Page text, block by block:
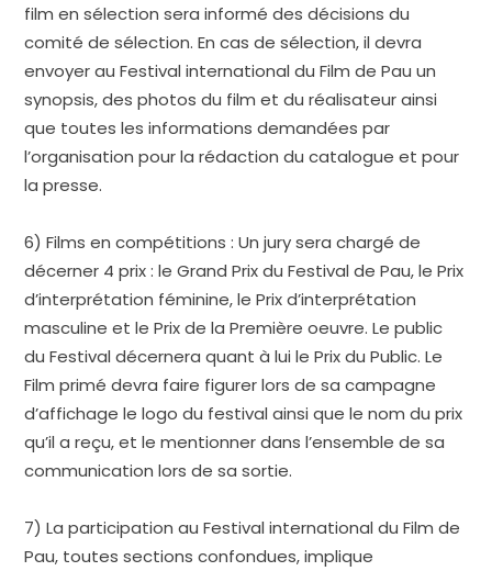
film en sélection sera informé des décisions du
comité de sélection. En cas de sélection, il devra
envoyer au Festival international du Film de Pau un
synopsis, des photos du film et du réalisateur ainsi
que toutes les informations demandées par
l’organisation pour la rédaction du catalogue et pour
la presse.
6) Films en compétitions : Un jury sera chargé de
décerner 4 prix : le Grand Prix du Festival de Pau, le Prix
d’interprétation féminine, le Prix d’interprétation
masculine et le Prix de la Première oeuvre. Le public
du Festival décernera quant à lui le Prix du Public. Le
Film primé devra faire figurer lors de sa campagne
d’affichage le logo du festival ainsi que le nom du prix
qu’il a reçu, et le mentionner dans l’ensemble de sa
communication lors de sa sortie.
7) La participation au Festival international du Film de
Pau, toutes sections confondues, implique